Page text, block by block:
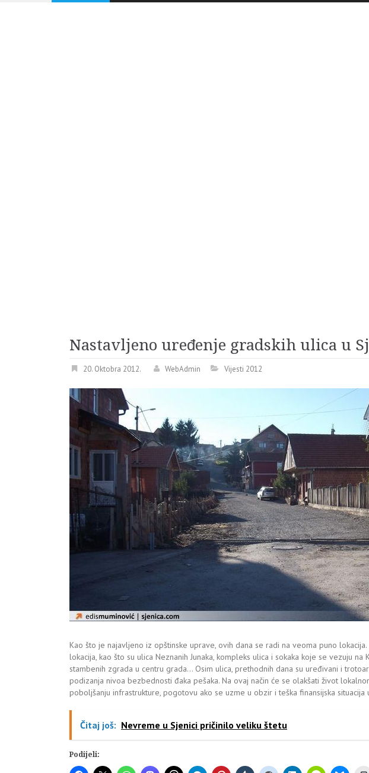
Nastavljeno uređenje gradskih ulica u
20. Oktobra 2012. WebAdmin Vijesti 2012
Kao što je najavljeno iz opštinske uprave, ovih dana se radi na veoma puno
lokacija, kao što su ulica Neznanih Junaka, kompleks ulica i sokaka koje se vezuju
stambenih zgrada u centru grada… Osim ulica, prethodnih dana su uređivani i
podizanja nivoa bezbednosti đaka pešaka. Na ovaj način će se olakšati život
poboljšanju infrastrukture, pogotovu ako se uzme u obzir i teška finansijska situacija
Čitaj još: Nevreme u Sjenici pričinilo veliku štetu
Podijeli: